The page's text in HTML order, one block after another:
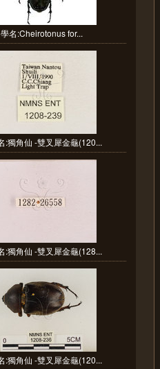
學名:Cheirotonus for...
:獨角仙 -雙叉犀金龜(120...
:獨角仙 -雙叉犀金龜(128...
:獨角仙 -雙叉犀金龜(120...